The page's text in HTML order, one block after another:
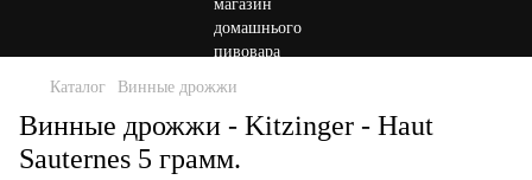
Каталог Винные дрожжи
Винные дрожжи - Kitzinger - Haut
Sauternes 5 грамм.